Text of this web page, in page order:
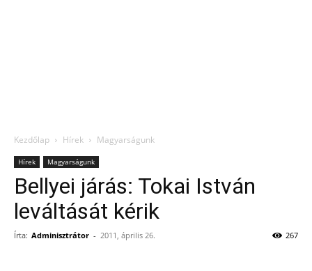
Kezdőlap Hírek Magyarságunk
Hírek Magyarságunk
Bellyei járás: Tokai István
leváltását kérik
Írta: Adminisztrátor - 2011, április 26. 267